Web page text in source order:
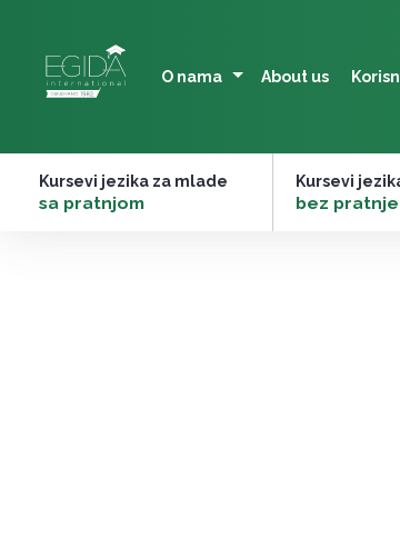
content
O nama About us
Kursevi jezika za mlade
–
sa pratnjom
Kursevi
–
bez pratnje